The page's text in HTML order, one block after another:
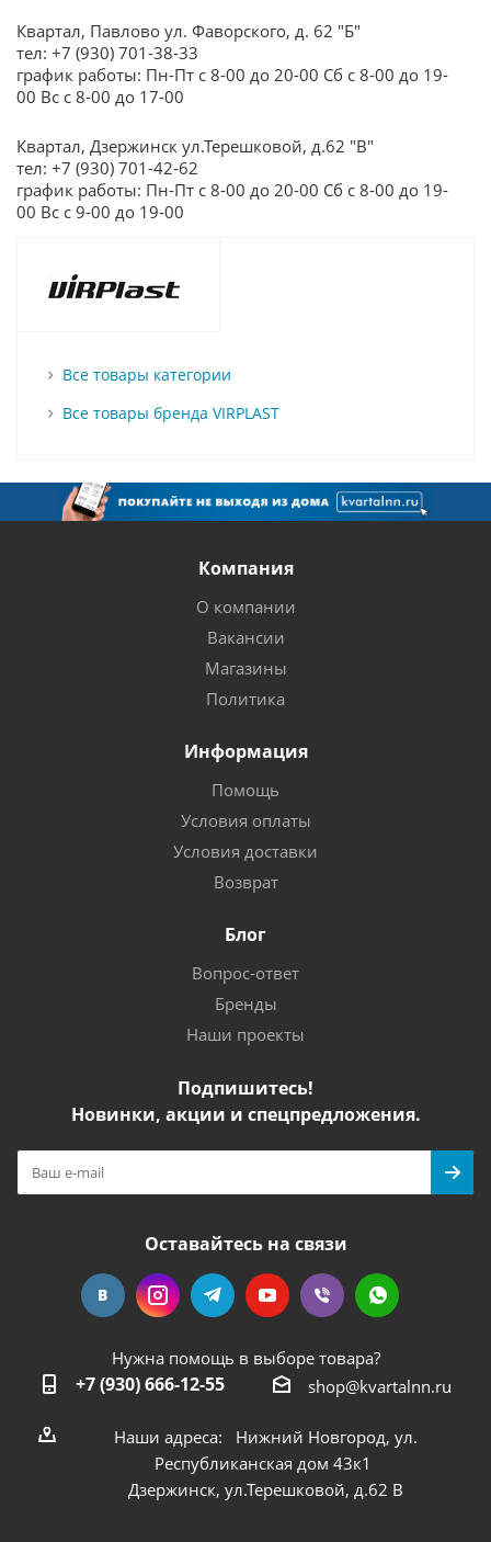
Квартал, Павлово ул. Фаворского, д. 62 "Б"
тел: +7 (930) 701-38-33
график работы: Пн-Пт с 8-00 до 20-00 Сб с 8-00 до 19-
00 Вс с 8-00 до 17-00
Квартал, Дзержинск ул.Терешковой, д.62 "В"
тел: +7 (930) 701-42-62
график работы: Пн-Пт с 8-00 до 20-00 Сб с 8-00 до 19-
00 Вс с 9-00 до 19-00
Все товары категории
Все товары бренда VIRPLAST
Компания
О компании
Вакансии
Магазины
Политика
Информация
Помощь
Условия оплаты
Условия доставки
Возврат
Блог
Вопрос-ответ
Бренды
Наши проекты
Подпишитесь!
Новинки, акции и спецпредложения.
Оставайтесь на связи
Нужна помощь в выборе товара?
+7 (930) 666-12-55 shop@kvartalnn.ru
Наши адреса: Нижний Новгород, ул.
Республиканская дом 43к1
Дзержинск, ул.Терешковой, д.62 В